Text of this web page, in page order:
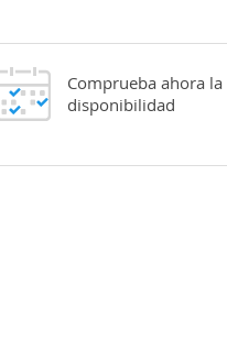
Comprueba ahora la
disponibilidad